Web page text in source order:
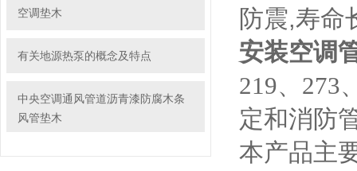
空调垫木
有关地源热泵的概念及特点
中央空调通风管道沥青漆防腐木条
风管垫木
防震,寿命
安装空调
219、273
定和消防
本产品主